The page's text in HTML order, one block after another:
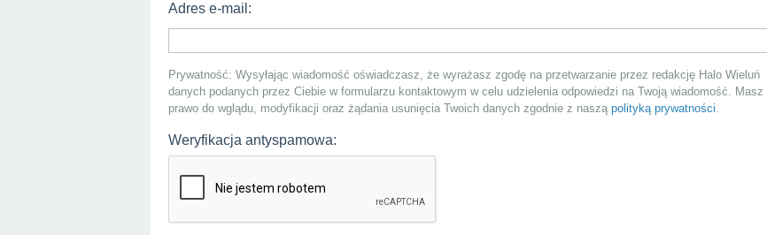
Adres e-mail:
Prywatność: Wysyłając wiadomość oświadczasz, że wyrażasz zgodę na przetwarzanie przez redakcję Halo Wieluń
danych podanych przez Ciebie w formularzu kontaktowym w celu udzielenia odpowiedzi na Twoją wiadomość. Masz
prawo do wglądu, modyfikacji oraz żądania usunięcia Twoich danych zgodnie z naszą polityką prywatności.
Weryfikacja antyspamowa: